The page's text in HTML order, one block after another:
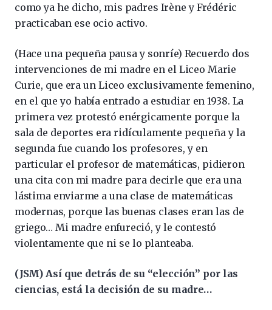
como ya he dicho, mis padres Irène y Frédéric
practicaban ese ocio activo.
(Hace una pequeña pausa y sonríe) Recuerdo dos
intervenciones de mi madre en el Liceo Marie
Curie, que era un Liceo exclusivamente femenino,
en el que yo había entrado a estudiar en 1938. La
primera vez protestó enérgicamente porque la
sala de deportes era ridículamente pequeña y la
segunda fue cuando los profesores, y en
particular el profesor de matemáticas, pidieron
una cita con mi madre para decirle que era una
lástima enviarme a una clase de matemáticas
modernas, porque las buenas clases eran las de
griego… Mi madre enfureció, y le contestó
violentamente que ni se lo planteaba.
(JSM) Así que detrás de su “elección” por las
ciencias, está la decisión de su madre…